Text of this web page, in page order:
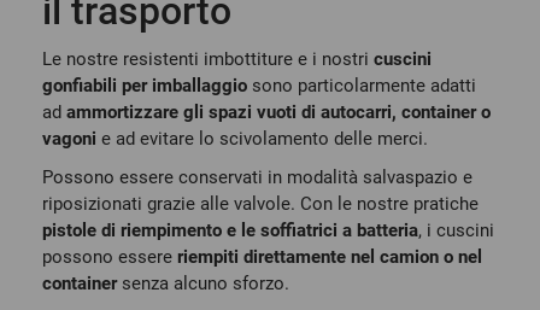
il trasporto
Le nostre resistenti imbottiture e i nostri cuscini
gonfiabili per imballaggio sono particolarmente adatti
ad ammortizzare gli spazi vuoti di autocarri, container o
vagoni e ad evitare lo scivolamento delle merci.
Possono essere conservati in modalità salvaspazio e
riposizionati grazie alle valvole. Con le nostre pratiche
pistole di riempimento e le soffiatrici a batteria, i cuscini
possono essere riempiti direttamente nel camion o nel
container senza alcuno sforzo.